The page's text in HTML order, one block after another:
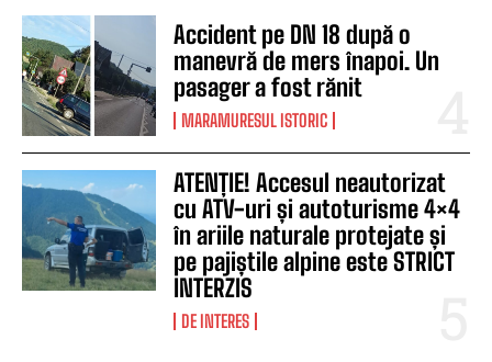
Accident pe DN 18 după o
manevră de mers înapoi. Un
pasager a fost rănit
MARAMURESUL ISTORIC
ATENȚIE! Accesul neautorizat
cu ATV-uri și autoturisme 4×4
în ariile naturale protejate și
pe pajiștile alpine este STRICT
INTERZIS
DE INTERES